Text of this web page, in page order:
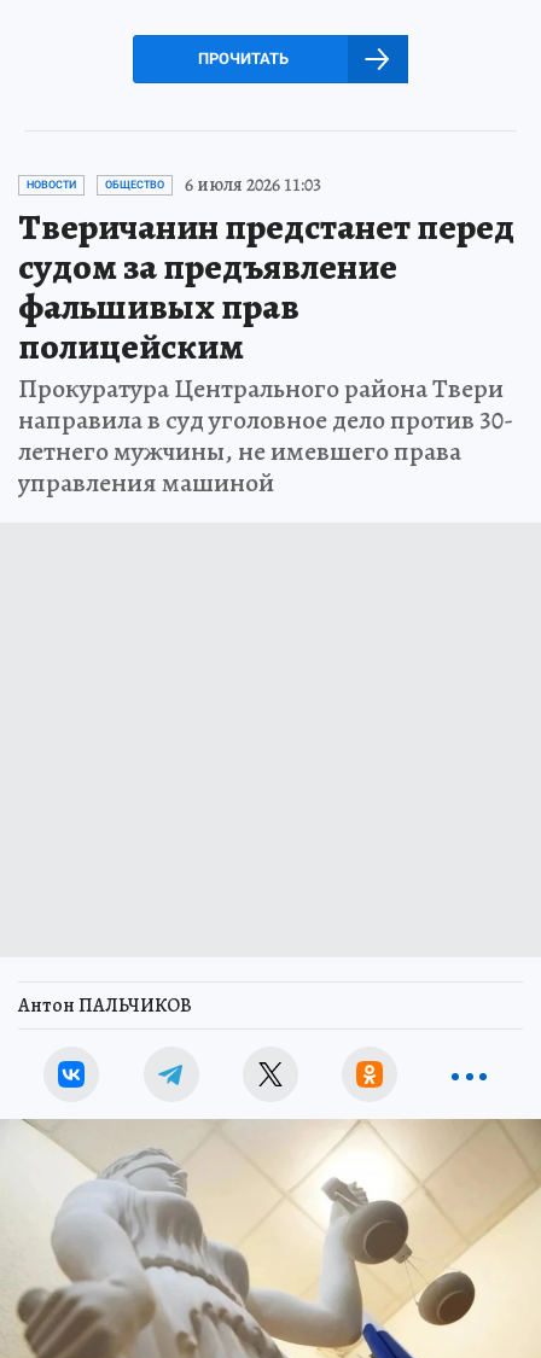
ПРОЧИТАТЬ
НОВОСТИ ОБЩЕСТВО 6 июля 2026 11:03
Тверичанин предстанет перед
судом за предъявление
фальшивых прав
полицейским
Прокуратура Центрального района Твери
направила в суд уголовное дело против 30-
летнего мужчины, не имевшего права
управления машиной
Антон ПАЛЬЧИКОВ